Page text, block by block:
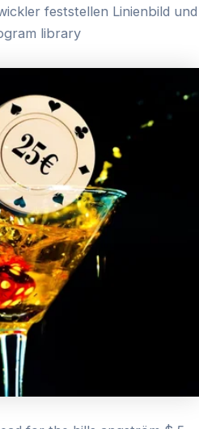
feststellen Linienbild und
library